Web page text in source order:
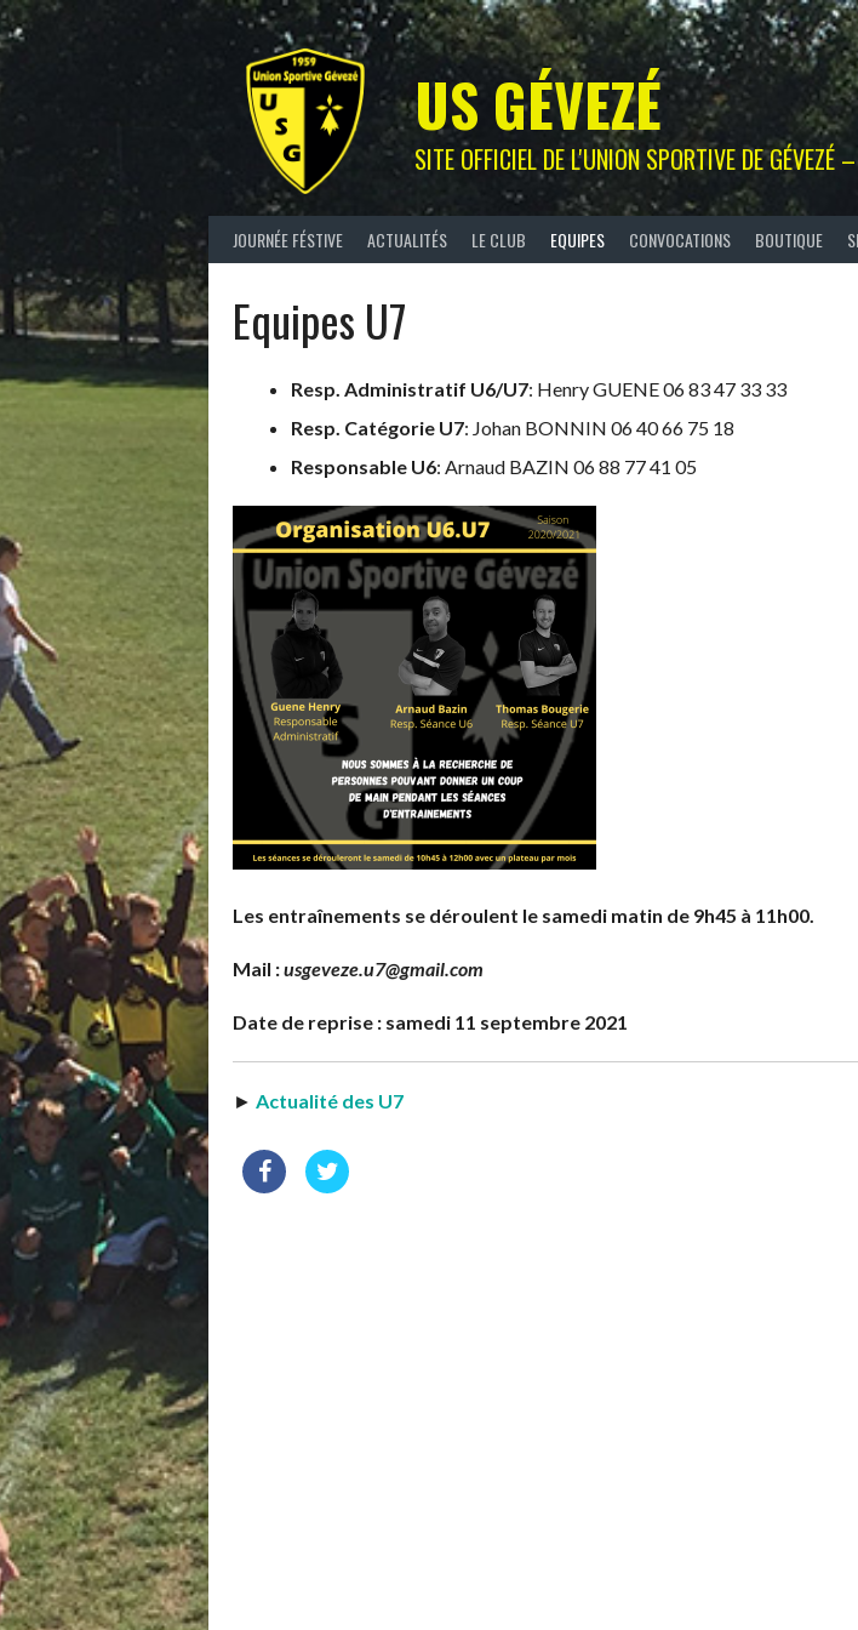
Skip
to
US GÉVEZÉ
SITE OFFICIEL DE L'UNION SPORTIVE DE GÉVEZÉ
JOURNÉE FÉSTIVE ACTUALITÉS LE CLUB EQUIPES CONVOCATIONS BOUTIQUE
Equipes U7
Resp. Administratif U6/U7: Henry GUENE 06 83 47 33 33
Resp. Catégorie U7: Johan BONNIN 06 40 66 75 18
Responsable U6: Arnaud BAZIN 06 88 77 41 05
Les entraînements se déroulent le samedi matin de 9h45 à 11h00.
Mail :usgeveze.u7@gmail.com
Date de reprise : samedi 11 septembre 2021
► Actualité des U7